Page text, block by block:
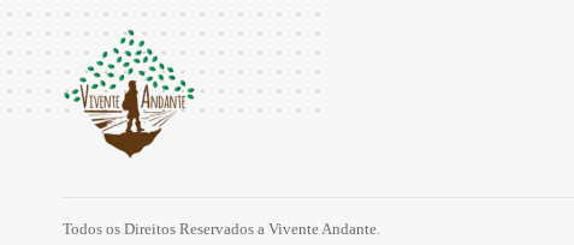
Todos os Direitos Reservados a Vivente Andante.